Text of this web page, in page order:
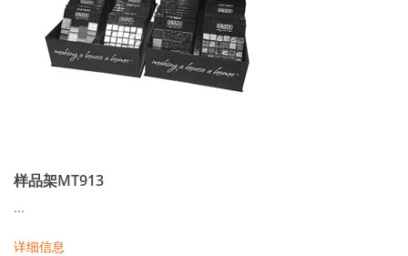
样品架MT913
...
详细信息